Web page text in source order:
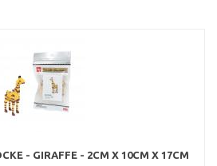
- GIRAFFE - 2CM X 10CM X 17CM